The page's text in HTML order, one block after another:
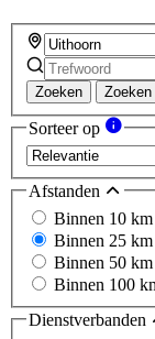
Zoeken Zoeken
Sorteer op
Afstanden
Binnen 10 km
Binnen 25 km
Binnen 50 km
Binnen 100
Dienstverbanden